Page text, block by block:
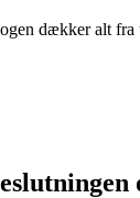
dækker alt